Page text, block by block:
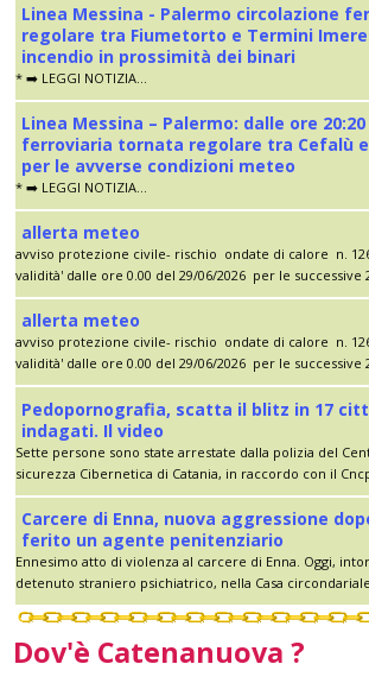
Linea Messina - Palermo circolazione
regolare tra Fiumetorto e Termini
incendio in prossimità dei binari
* ➡️ LEGGI NOTIZIA...
Linea Messina – Palermo: dalle ore
ferroviaria tornata regolare tra Cefalù
per le avverse condizioni meteo
* ➡️ LEGGI NOTIZIA...
allerta meteo
avviso protezione civile- rischio ondate di calore n.
validità' dalle ore 0.00 del 29/06/2026 per le successive
allerta meteo
avviso protezione civile- rischio ondate di calore n.
validità' dalle ore 0.00 del 29/06/2026 per le successive
Pedopornografia, scatta il blitz in 17
indagati. Il video
Sette persone sono state arrestate dalla polizia del
sicurezza Cibernetica di Catania, in raccordo con il
Carcere di Enna, nuova aggressione
ferito un agente penitenziario
Ennesimo atto di violenza al carcere di Enna. Oggi,
detenuto straniero psichiatrico, nella Casa circondariale
Dov'è Catenanuova ?